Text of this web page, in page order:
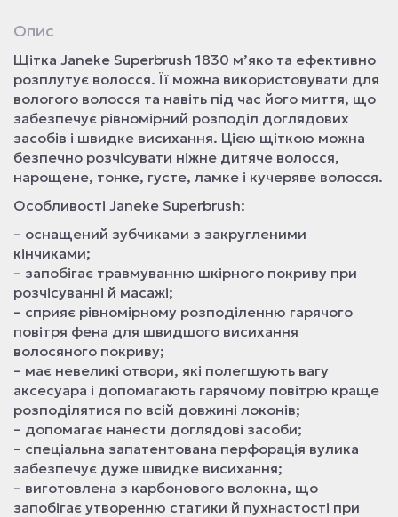
Опис
Щітка Janeke Superbrush 1830 м’яко та ефективно
розплутує волосся. Її можна використовувати для
вологого волосся та навіть під час його миття, що
забезпечує рівномірний розподіл доглядових
засобів і швидке висихання. Цією щіткою можна
безпечно розчісувати ніжне дитяче волосся,
нарощене, тонке, густе, ламке і кучеряве волосся.
Особливості Janeke Superbrush:
– оснащений зубчиками з закругленими
кінчиками;
– запобігає травмуванню шкірного покриву при
розчісуванні й масажі;
– сприяє рівномірному розподіленню гарячого
повітря фена для швидшого висихання
волосяного покриву;
– має невеликі отвори, які полегшують вагу
аксесуара і допомагають гарячому повітрю краще
розподілятися по всій довжині локонів;
– допомагає нанести доглядові засоби;
– спеціальна запатентована перфорація вулика
забезпечує дуже швидке висихання;
– виготовлена з карбонового волокна, що
запобігає утворенню статики й пухнастості при